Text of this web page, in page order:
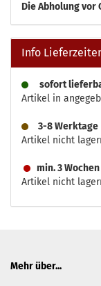
DieAbholung vor
Info
sofort
Artikel in
3-8 Werktage
Artikel nicht
min. 3 Wochen
Artikel nicht
Mehr über...